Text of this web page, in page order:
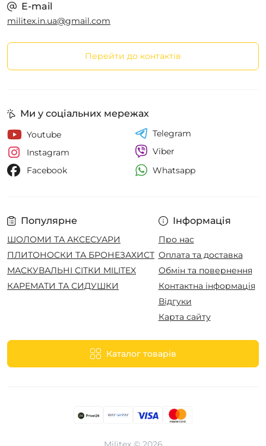
E-mail
militex.in.ua@gmail.com
Перейти до контактів
Популярне
ШОЛОМИ ТА АКСЕСУАРИ
ПЛИТОНОСКИ ТА БРОНЕЗАХИСТ
МАСКУВАЛЬНІ СІТКИ MILITEX
КАРЕМАТИ ТА СИДУШКИ
Інформація
Про нас
Оплата та доставка
Обмін та повернення
Контактна інформація
Відгуки
Карта сайту
Каталог товарів
Ми у соціальних мережах
Youtube
Instagram
Facebook
Telegram
Viber
Whatsapp